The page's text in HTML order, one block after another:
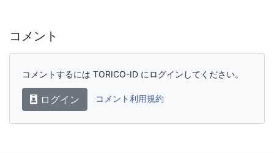
コメント
コメントするには TORICO-ID にログインしてください。
ログイン コメント利用規約